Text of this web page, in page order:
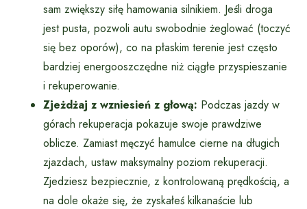
sam zwiększy siłę hamowania silnikiem. Jeśli droga
jest pusta, pozwoli autu swobodnie żeglować (toczyć
się bez oporów), co na płaskim terenie jest często
bardziej energooszczędne niż ciągłe przyspieszanie
i rekuperowanie.
Zjeżdżaj z wzniesień z głową: Podczas jazdy w
górach rekuperacja pokazuje swoje prawdziwe
oblicze. Zamiast męczyć hamulce cierne na długich
zjazdach, ustaw maksymalny poziom rekuperacji.
Zjedziesz bezpiecznie, z kontrolowaną prędkością, a
na dole okaże się, że zyskałeś kilkanaście lub